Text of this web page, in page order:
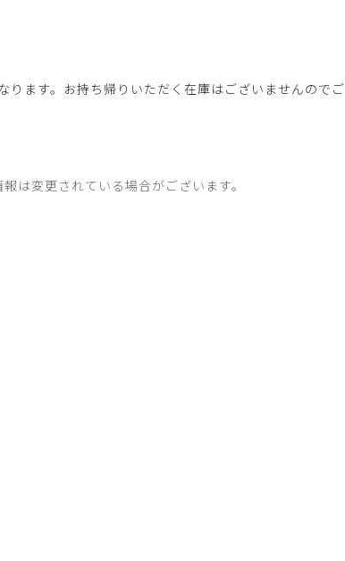
ます。お持ち帰りいただく在庫はございませんのでご
は変更されている場合がございます。